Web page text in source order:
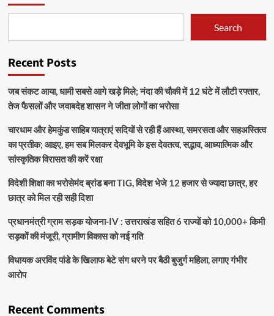
Search
Recent Posts
जब संकट आया, धामी सबसे आगे खड़े मिले; नंदा की चौकी में 12 घंटे में लौटी रफ्तार,
तेज फैसलों और जवाबदेह शासन ने जीता लोगों का भरोसा
चारधाम और हेमकुंड साहिब यात्राएं सदियों से रही हैं आस्था, समरसता और सहअस्तित्व
का प्रतीक; आइए, हम सब मिलकर देवभूमि के इस देवतत्व, सद्भाव, आध्यात्मिक और
सांस्कृतिक विरासत की करें रक्षा
विदेशी शिक्षा का भरोसेमंद ब्रांड बना TIG, विदेश भेजे 12 हजार से ज्यादा छात्र, हर
छात्र को मिल रही सही दिशा
प्रधानमंत्री ग्राम सड़क योजना-IV : उत्तराखंड सहित 6 राज्यों को 10,000+ किमी
सड़कों की मंजूरी, ग्रामीण विकास को नई गति
विधायक अरविंद पांडे के खिलाफ बेटे संग धरने पर बैठी बुजुर्ग महिला, लगाए गंभीर
आरोप
Recent Comments